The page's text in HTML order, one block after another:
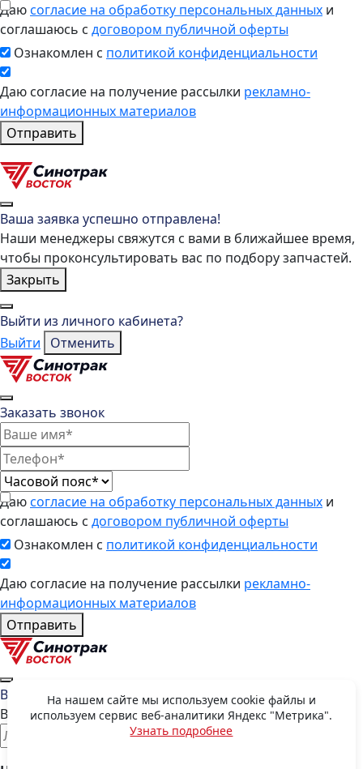
Даюсогласие на обработку персональных данных и
соглашаюсь с договором публичной оферты
Ознакомлен с политикой конфиденциальности
Даю согласие на получение рассылки рекламно-
информационных материалов
Отправить
Ваша заявка успешно отправлена!
Наши менеджеры свяжутся с вами в ближайшее время,
чтобы проконсультировать вас по подбору запчастей.
Закрыть
Выйти из личного кабинета?
Выйти
Отменить
Заказать звонок
Даюсогласие на обработку персональных данных и
соглашаюсь с договором публичной оферты
Ознакомлен с политикой конфиденциальности
Даю согласие на получение рассылки рекламно-
информационных материалов
Отправить
Восстановить пароль
Введите E-mail, указанный при регистрации
На нашем сайте мы используем cookie файлы и
используем сервис веб-аналитики Яндекс "Метрика".
Узнать подробнее